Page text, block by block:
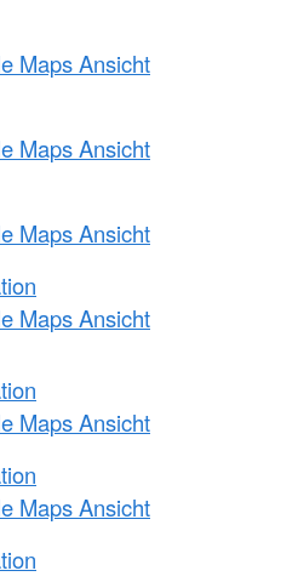
Maps Ansicht
Maps Ansicht
Maps Ansicht
Maps Ansicht
Maps Ansicht
Maps Ansicht